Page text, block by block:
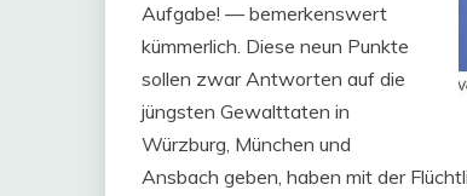
Aufgabe! — bemerkenswert
kümmerlich. Diese neun Punkte
sollen zwar Antworten auf die
jüngsten Gewalttaten in
Würzburg, München und
Ansbach geben, haben mit der